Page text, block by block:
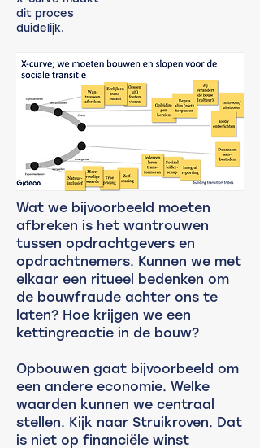
dit proces
duidelijk. ​
Wat we bijvoorbeeld moeten
afbreken is het wantrouwen
tussen opdrachtgevers en
opdrachtnemers. Kunnen we met
elkaar een ritueel bedenken om
de bouwfraude achter ons te
laten? Hoe krijgen we een
kettingreactie in de bouw?
Opbouwen gaat bijvoorbeeld om
een andere economie. Welke
waarden kunnen we centraal
stellen. Kijk naar Struikroven. Dat
is niet op financiële winst